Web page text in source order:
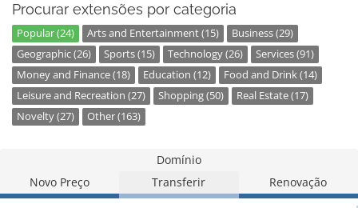
Procurar extensões por categoria
Popular (24) Arts and Entertainment (15)
Business (29)
Geographic (26)
Sports (15) Technology (26)
Services (91)
Money and Finance (18)
Education (12)
Food and Drink (14)
Leisure and Recreation (27)
Shopping (50)
Real Estate (17)
Novelty (27)
Other (163)
Domínio
Novo Preço
Transferir Renovação